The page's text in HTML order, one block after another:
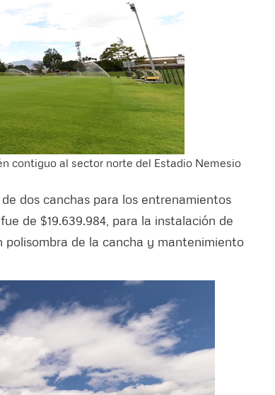
contiguo al sector norte del Estadio Nemesio
de dos canchas para los entrenamientos
de $19.639.984, para la instalación de
polisombra de la cancha y mantenimiento